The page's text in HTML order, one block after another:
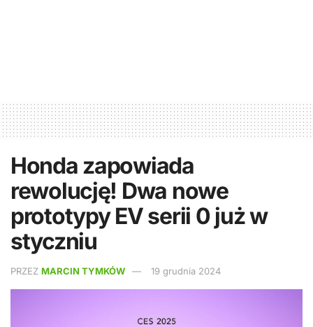
Honda zapowiada
rewolucję! Dwa nowe
prototypy EV serii 0 już w
styczniu
PRZEZ MARCIN TYMKÓW 19 grudnia 2024